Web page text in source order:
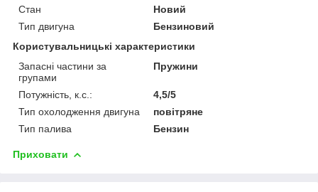
Стан
Новий
Тип двигуна
Бензиновий
Користувальницькі характеристики
Запасні частини за
групами
Пружини
Потужність, к.с.:
4,5/5
Тип охолодження двигуна
повітряне
Тип палива
Бензин
Приховати